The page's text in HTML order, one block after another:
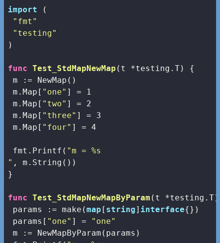
import (
"fmt"
"testing"
)
func Test_StdMapNewMap (t *testing.T)
{
m := NewMap()
m.Map[ "one" ] = 1
m.Map[ "two" ] = 2
m.Map[ "three" ] = 3
m.Map[ "four" ] = 4
fmt.Printf( "m = %s
" , m.String())
}
func Test_StdMapNewMapByParam (t *testing.T)
params := make (map [ string] interface{})
params[ "one" ] = "one"
m := NewMapByParam(params)